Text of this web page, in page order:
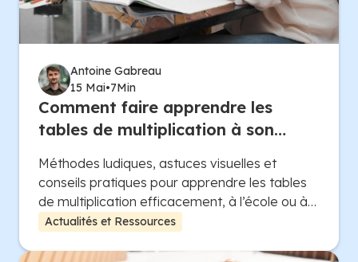
Antoine Gabreau
15 Mai•7Min
Comment faire apprendre les
tables de multiplication à son
Méthodes ludiques, astuces visuelles et
conseils pratiques pour apprendre les tables
de multiplication efficacement, à l’école ou à
la maison.
Actualités et Ressources